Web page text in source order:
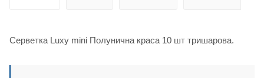
Серветка Luxy mini Полунична краса 10 шт тришарова.